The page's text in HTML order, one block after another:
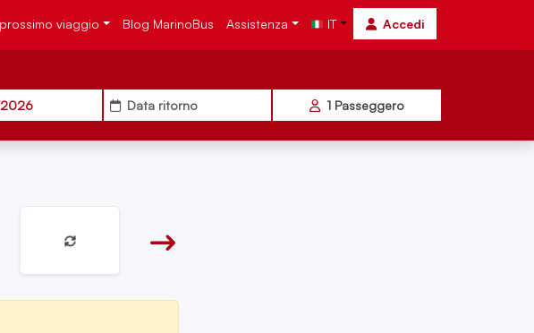
viaggio Blog MarinoBus Assistenza IT Accedi
Data ritorno 1 Passeggero